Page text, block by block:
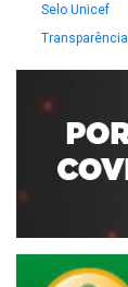
Selo Unicef
Transparência